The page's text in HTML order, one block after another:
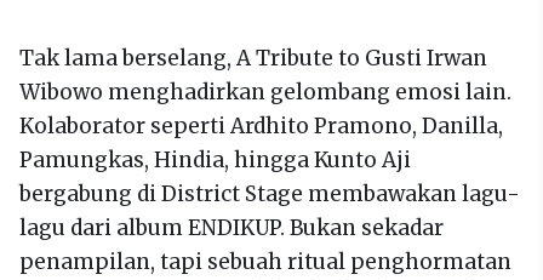
Tak lama berselang, A Tribute to Gusti Irwan
Wibowo menghadirkan gelombang emosi lain.
Kolaborator seperti Ardhito Pramono, Danilla,
Pamungkas, Hindia, hingga Kunto Aji
bergabung di District Stage membawakan lagu-
lagu dari album ENDIKUP. Bukan sekadar
penampilan, tapi sebuah ritual penghormatan